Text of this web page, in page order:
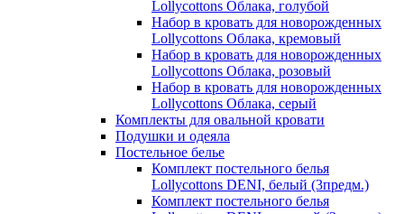
Lollycottons Облака, голубой
Набор в кровать для новорожденных
Lollycottons Облака, кремовый
Набор в кровать для новорожденных
Lollycottons Облака, розовый
Набор в кровать для новорожденных
Lollycottons Облака, серый
Комплекты для овальной кровати
Подушки и одеяла
Постельное белье
Комплект постельного белья
Lollycottons DENI, белый (3предм.)
Комплект постельного белья